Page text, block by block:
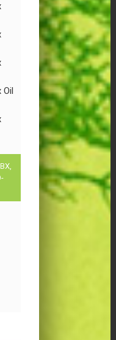
Oil